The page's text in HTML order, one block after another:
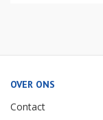
OVER ONS
Contact